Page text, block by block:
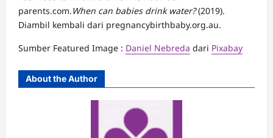
parents.com.When can babies drink water?(2019).
Diambil kembali dari pregnancybirthbaby.org.au.
Sumber Featured Image : Daniel Nebreda dari Pixabay
About the Author